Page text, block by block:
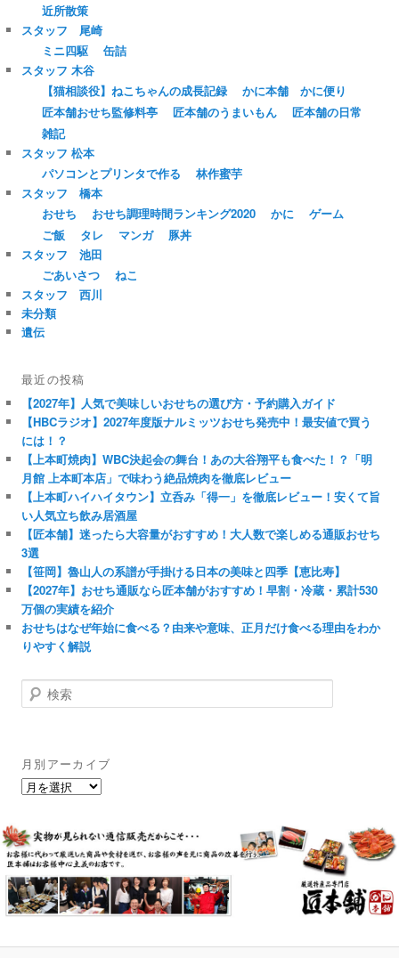
近所散策
スタッフ 尾崎
ミニ四駆
缶詰
スタッフ 木谷
【猫相談役】ねこちゃんの成長記録
かに本舗 かに便り
匠本舗おせち監修料亭
匠本舗のうまいもん
匠本舗の日常
雑記
スタッフ 松本
パソコンとプリンタで作る
林作蜜芋
スタッフ 橋本
おせち
おせち調理時間ランキング2020 かに
ゲーム
ご飯
タレ マンガ
豚丼
スタッフ 池田
ごあいさつ
ねこ
スタッフ 西川
未分類
遺伝
最近の投稿
【2027年】人気で美味しいおせちの選び方・予約購入ガイド
【HBCラジオ】2027年度版ナルミッツおせち発売中！最安値で買う
には！？
【上本町焼肉】WBC決起会の舞台！あの大谷翔平も食べた！？「明
月館 上本町本店」で味わう絶品焼肉を徹底レビュー
【上本町ハイハイタウン】立呑み「得一」を徹底レビュー！安くて旨
い人気立ち飲み居酒屋
【匠本舗】迷ったら大容量がおすすめ！大人数で楽しめる通販おせち
3選
【笹岡】魯山人の系譜が手掛ける日本の美味と四季【恵比寿】
【2027年】おせち通販なら匠本舗がおすすめ！早割・冷蔵・累計530
万個の実績を紹介
おせちはなぜ年始に食べる？由来や意味、正月だけ食べる理由をわか
りやすく解説
検
索
月別アーカイブ
月
ー
カ
イ
ブ